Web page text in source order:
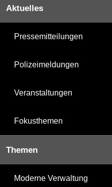
Aktuelles
Pressemitteilungen
Polizeimeldungen
Veranstaltungen
Fokusthemen
Themen
Moderne Verwaltung